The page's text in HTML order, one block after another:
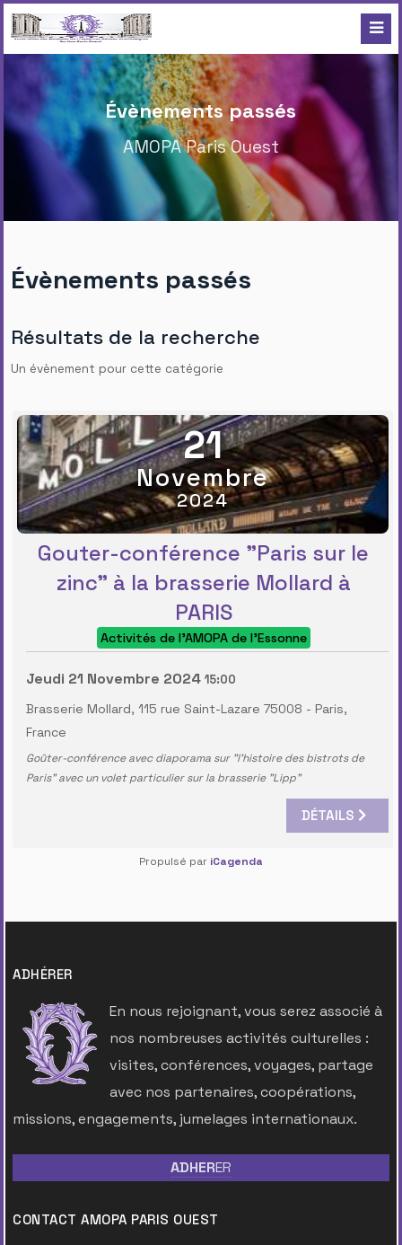
Évènements passés
AMOPA Paris Ouest
Évènements passés
Résultats de la recherche
Un évènement pour cette catégorie
21
Novembre
2024
Gouter-conférence "Paris sur le
zinc" à la brasserie Mollard à
PARIS
Activités de l'AMOPA de l'Essonne
Jeudi 21 Novembre 2024 15:00
Brasserie Mollard, 115 rue Saint-Lazare 75008 - Paris,
France
Goûter-conférence avec diaporama sur "l'histoire des bistrots de
Paris" avec un volet particulier sur la brasserie "Lipp"
DÉTAILS
Propulsé par iCagenda
ADHÉRER
En nous rejoignant, vous serez associé à
nos nombreuses activités culturelles :
visites, conférences, voyages, partage
avec nos partenaires, coopérations,
missions, engagements, jumelages internationaux.
ADHERER
CONTACT AMOPA PARIS OUEST